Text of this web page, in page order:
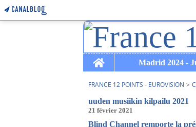
Home
Madrid 2024 -
FRANCE 12 POINTS - EUROVISION >
uuden musiikin kilpailu 2021
21 février 2021
Blind Channel remporte la